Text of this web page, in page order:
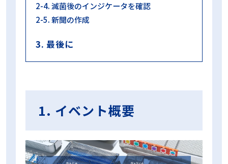
2-4. 滅菌後のインジケータを確認
2-5. 新聞の作成
3. 最後に
1. イベント概要